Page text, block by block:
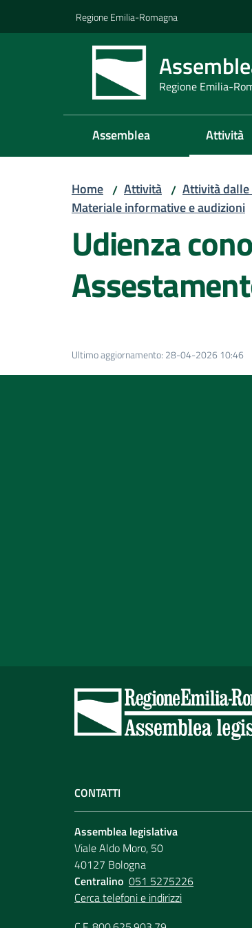
Regione Emilia-Romagna
Regione Emilia-
Assemblea Attività
Home / Attività / Attività
Materiale informative e audizioni
Udienza
Ultimo aggiornamento: 28-04-2026 10:46
CONTATTI
Assemblea legislativa
Viale Aldo Moro, 50
40127 Bologna
Centralino 051 5275226
Cerca telefoni e indirizzi